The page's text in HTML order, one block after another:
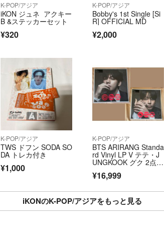
K-POP/アジア
iKON ジュネ アクキー
B &ステッカーセット
¥320
K-POP/アジア
Bobby's 1st Single [Si
R] OFFICIAL MD
¥2,000
K-POP/アジア
TWS ドフン SODA SO
DA トレカ付き
¥1,000
K-POP/アジア
BTS ARIRANG Standa
rd Vinyl LP V テテ・J
UNGKOOK グク 2点セ
ット 入手困難
¥16,999
iKONのK-POP/アジアをもっと見る